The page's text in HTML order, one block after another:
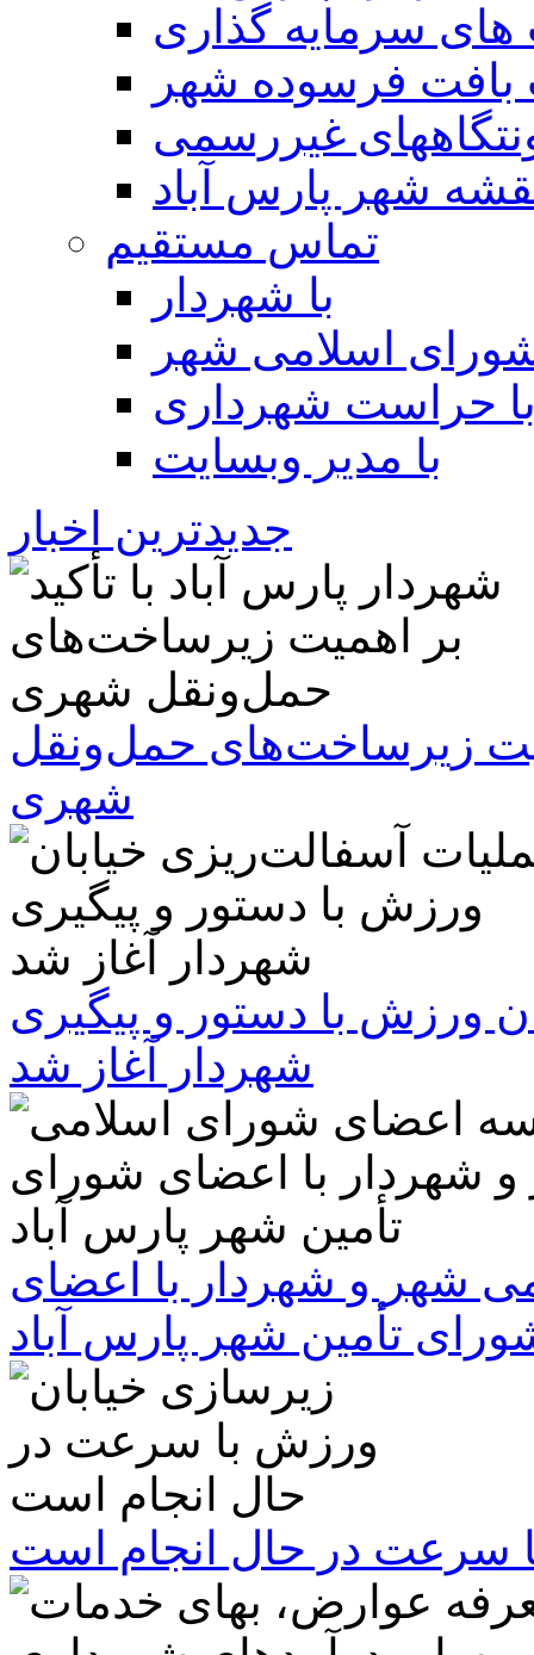
سرمایه گذاری
بافت فرسوده شهر
غیررسمی
شهر پارس آباد
تماس مستقیم
با شهردار
اسلامی شهر
حراست شهرداری
با مدیر وبسایت
جدیدترین اخبار
زیرساخت‌های حمل‌ونقل
شهری
ورزش با دستور و پیگیری
شهردار آغاز شد
شهر و شهردار با اعضای
تأمین شهر پارس آباد
سرعت در حال انجام است